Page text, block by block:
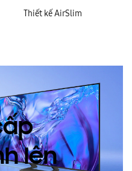
Thiết kế AirSlim
lên